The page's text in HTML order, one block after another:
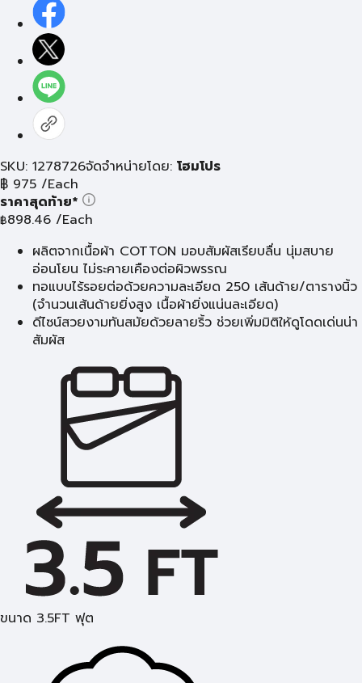
SKU: 1278726จัดจำหน่ายโดย: โฮมโปร
฿ 975 /Each
ราคาสุดท้าย*
฿898.46 /Each
ผลิตจากเนื้อผ้า COTTON มอบสัมผัสเรียบลื่น นุ่มสบาย
อ่อนโยน ไม่ระคายเคืองต่อผิวพรรณ
ทอแบบไร้รอยต่อด้วยความละเอียด 250 เส้นด้าย/ตารางนิ้ว
(จำนวนเส้นด้ายยิ่งสูง เนื้อผ้ายิ่งแน่นละเอียด)
ดีไซน์สวยงามทันสมัยด้วยลายริ้ว ช่วยเพิ่มมิติให้ดูโดดเด่นน่า
สัมผัส
ขนาด 3.5FT ฟุต